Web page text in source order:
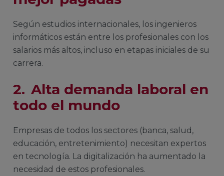
Según estudios internacionales, los ingenieros
informáticos están entre los profesionales con los
salarios más altos, incluso en etapas iniciales de su
carrera.
2. Alta demanda laboral en
todo el mundo
Empresas de todos los sectores (banca, salud,
educación, entretenimiento) necesitan expertos
en tecnología. La digitalización ha aumentado la
necesidad de estos profesionales.